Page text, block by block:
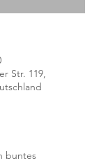
Str. 119,
buntes